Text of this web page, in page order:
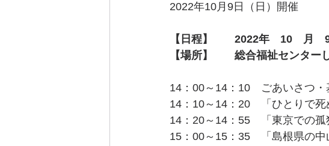
2022年10月9日（日）開催
【日程】　　2022年　10　月
【場所】　　総合福祉センタ
14：00～14：10　ごあいさつ
14：10～14：20　「ひとりで
14：20～14：55　「東京での孤
15：00～15：35　「島根県の